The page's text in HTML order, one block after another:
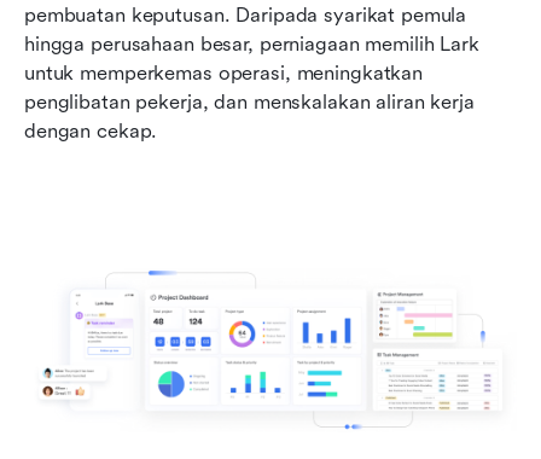
pembuatan keputusan. Daripada syarikat pemula
hingga perusahaan besar, perniagaan memilih Lark
untuk memperkemas operasi, meningkatkan
penglibatan pekerja, dan menskalakan aliran kerja
dengan cekap.